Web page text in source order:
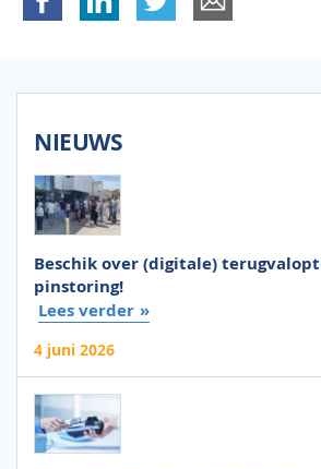
NIEUWS
Beschik over (digitale)
pinstoring!
Lees verder
4 juni 2026